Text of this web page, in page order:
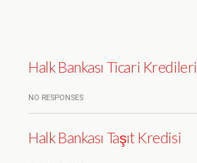
Halk Bankası Ticari Kredileri
NO RESPONSES
Halk Bankası Taşıt Kredisi